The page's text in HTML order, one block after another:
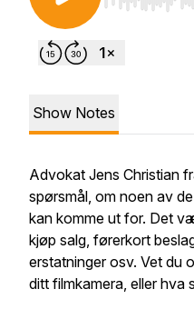
Show Notes
Advokat Jens Christian
spørsmål, om noen av
kan komme ut for. Det
kjøp salg, førerkort
erstatninger osv. Vet du
ditt filmkamera, eller hva